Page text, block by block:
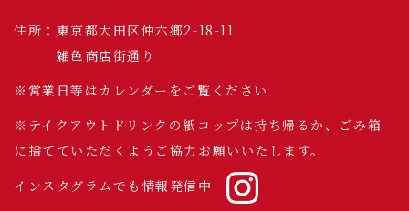
住所：東京都大田区仲六郷2-18-11
雑色商店街通り
※営業日等はカレンダーをご覧ください
※テイクアウトドリンクの紙コップは持ち帰るか、ごみ箱
に捨てていただくようご協力お願いいたします。
インスタグラムでも情報発信中